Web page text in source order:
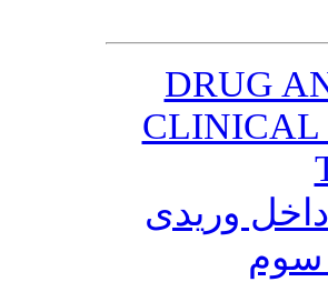
DRUG
CLINICAL
وریدی
سوم